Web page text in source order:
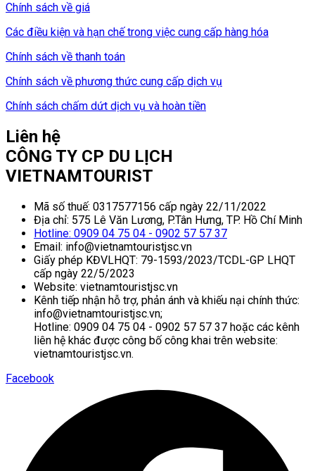
Chính sách về giá
Các điều kiện và hạn chế trong việc cung cấp hàng hóa
Chính sách về thanh toán
Chính sách về phương thức cung cấp dịch vụ
Chính sách chấm dứt dịch vụ và hoàn tiền
Liên hệ
CÔNG TY CP DU LỊCH
VIETNAMTOURIST
Mã số thuế: 0317577156 cấp ngày 22/11/2022
Địa chỉ: 575 Lê Văn Lương, P.Tân Hưng, TP. Hồ Chí Minh
Hotline: 0909 04 75 04 - 0902 57 57 37
Email: info@vietnamtouristjsc.vn
Giấy phép KĐVLHQT: 79-1593/2023/TCDL-GP LHQT
cấp ngày 22/5/2023
Website: vietnamtouristjsc.vn
Kênh tiếp nhận hỗ trợ, phản ánh và khiếu nại chính thức:
info@vietnamtouristjsc.vn;
Hotline: 0909 04 75 04 - 0902 57 57 37 hoặc các kênh
liên hệ khác được công bố công khai trên website:
vietnamtouristjsc.vn.
Facebook